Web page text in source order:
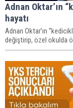
Adnan Oktar’ın
hayatı
Adnan Oktar’ın
değiştirip, özel okulda